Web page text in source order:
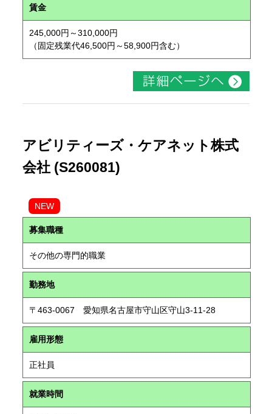
賃金
245,000円～310,000円
（固定残業代46,500円～58,900円含む）
アビリティーズ・ケアネット株式
会社 (S260081)
NEW
募集職種
その他の専門的職業
勤務地
〒463-0067 愛知県名古屋市守山区守山3-11-28
雇用形態
正社員
就業時間